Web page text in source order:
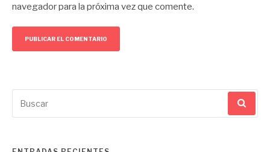
navegador para la próxima vez que comente.
por: